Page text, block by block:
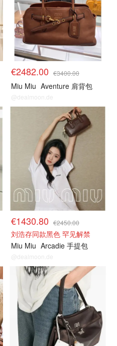
€2482.00 €3400.00
Miu Miu Aventure 肩背包
@dealmoon.de
€1430.80 €2450.00
刘浩存同款黑色 罕见解禁
Miu Miu Arcadie 手提包
@dealmoon.de